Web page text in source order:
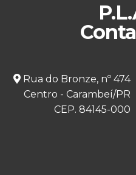
Rua do Bronze, nº 474
Centro - Carambeí/PR
CEP. 84145-000